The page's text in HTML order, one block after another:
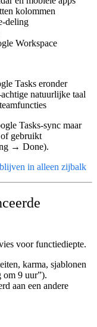
kolommen
deling
Workspace
Tasks eronder
natuurlijke taal
Tasks-sync maar
gebruikt
→ Done).
in alleen zijbalk
voor functiediepte.
karma, sjablonen
om 9 uur”).
aan een andere